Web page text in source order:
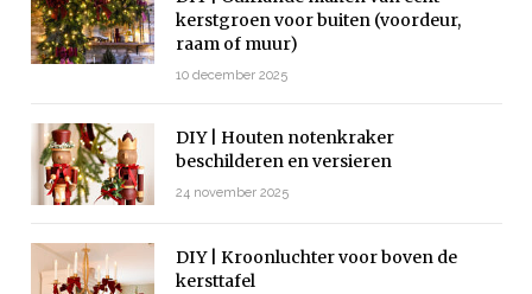
kerstgroen voor buiten (voordeur,
raam of muur)
10 december 2025
DIY | Houten notenkraker
beschilderen en versieren
24 november 2025
DIY | Kroonluchter voor boven de
kersttafel